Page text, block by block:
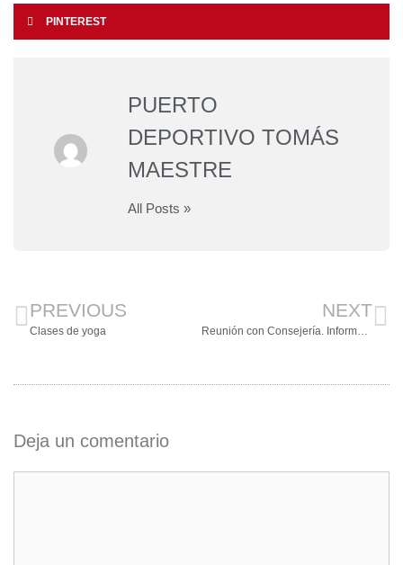
PINTEREST
PUERTO
DEPORTIVO TOMÁS
MAESTRE
All Posts »
PREVIOUS
Clases de yoga
NEXT
Reunión con Consejería. Información importante para asociados
Deja un comentario